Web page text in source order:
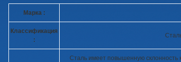
Марка :
Классификация
:
Сталь имеет повышенную склонность